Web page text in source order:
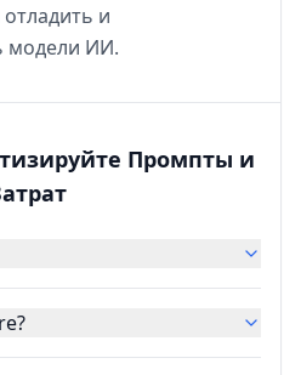
и
модели ИИ.
Промпты и